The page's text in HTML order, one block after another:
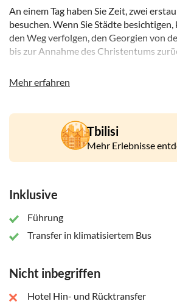
An einem Tag haben Sie Zeit, zwei
besuchen. Wenn Sie Städte besichtigen,
den Weg verfolgen, den Georgien von
bis zur Annahme des Christentums
Jahrhundert hinauf. Von hier aus haben
die Swetizchowli-Kathedrale (die
Patriarchalkathedrale der Georgisch-
Lernen Sie seine Geschichte und
Vergangenheit kennen. Hier sind die
Uplistsikhe-Höhle kennen. Während Sie
Labyrinthe der Wohn- und
können Sie sich das Leben der Heiden
seiner Heimatstadt Gori. In den
Museums finden Sie eine erhaltene
persönlichen Gegenstände und Möbel.
Mehr erfahren
Tbilisi
Mehr Erlebnisse
Inklusive
Führung
Transfer in klimatisiertem Bus
Nicht inbegriffen
Hotel Hin- und Rücktransfer